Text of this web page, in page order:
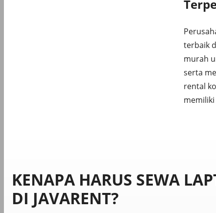
terbaik
murah
serta
rental
KENAPA HARUS SEWA
DI JAVARENT?